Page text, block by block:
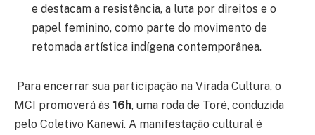
e destacam a resistência, a luta por direitos e o
papel feminino, como parte do movimento de
retomada artística indígena contemporânea.
Para encerrar sua participação na Virada Cultura, o
MCI promoverá às 16h, uma roda de Toré, conduzida
pelo Coletivo Kanewí. A manifestação cultural é